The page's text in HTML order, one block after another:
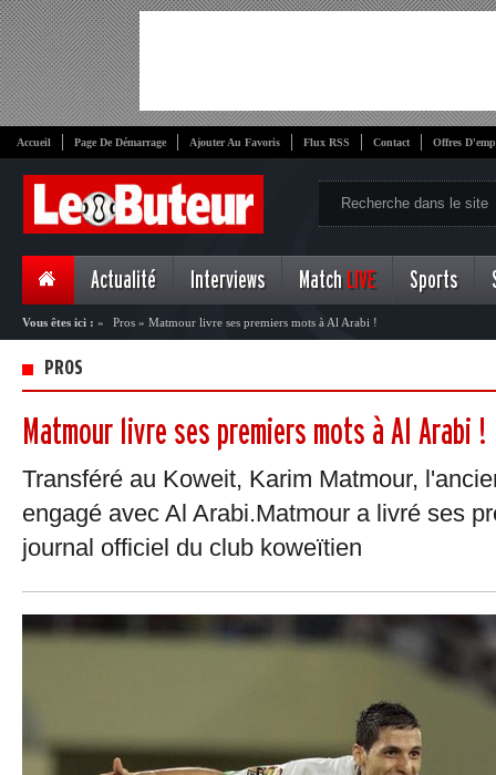
Accueil Page De Démarrage Ajouter Au Favoris Flux RSS Contact Offres
Actualité Interviews Match LIVE Sports
Vous êtes ici : » Pros » Matmour livre ses premiers mots à Al Arabi !
PROS
Matmour livre ses premiers mots à Al Arabi !
Transféré au Koweit, Karim Matmour,
engagé avec Al Arabi.Matmour a livré ses
journal officiel du club koweïtien